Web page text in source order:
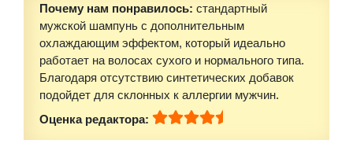
Почему нам понравилось: стандартный
мужской шампунь с дополнительным
охлаждающим эффектом, который идеально
работает на волосах сухого и нормального типа.
Благодаря отсутствию синтетических добавок
подойдет для склонных к аллергии мужчин.
Оценка редактора: